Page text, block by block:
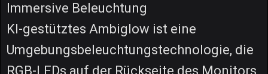
Immersive Beleuchtung
KI-gestütztes Ambiglow ist eine
Umgebungsbeleuchtungstechnologie, die
RGB-LEDs auf der Rückseite des Monitors